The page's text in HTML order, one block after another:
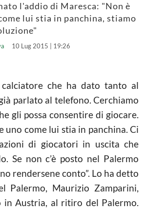
l'addio di Maresca: "Non è
lui stia in panchina, stiamo
10 Lug 2015 | 19:26
calciatore che ha dato tanto al
parlato al telefono. Cerchiamo
gli possa consentire di giocare.
uno come lui stia in panchina. Ci
di giocatori in uscita che
Se non c’è posto nel Palermo
rendersene conto”. Lo ha detto
Palermo, Maurizio Zamparini,
in Austria, al ritiro del Palermo.